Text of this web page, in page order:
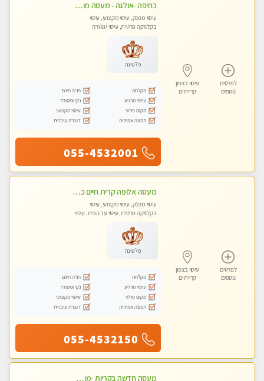
לפרטים
נוספים
עיסוי בצפון
קריית ים
בחיפה -אולגה - מעסה מושלמת חדשה בעיר ! טל 052-5738058
עיסוי מפנק, עיסוי מקצועי, עיסוי
בקלניקה פרטית, עיסוי טנטרה
פלטינה
מקלחת
חניה חינם
עיסוי מרגיע
נקי ומסודר
מקום פרטי
עיסוי מקצועי
תמונה אמיתית
דוברת עיברית
055-4532001
לפרטים
נוספים
עיסוי בצפון
קריית ים
מעסה אלופה קרית חיים כל סוגי העיסויים מעסה מקצועית ואיכותית פרטי!!
עיסוי מפנק, עיסוי מקצועי, עיסוי
בקלניקה פרטית, עיסוי עד הבית, עיסוי
פלטינה
מקלחת
חניה חינם
עיסוי מרגיע
נקי ומסודר
מקום פרטי
עיסוי מקצועי
תמונה אמיתית
דוברת עיברית
055-4532150
מעסה חדשה בקריות -מומלץ לחלוטין!!!! כל סוגי העיסויים מעסה מקצועית ואיכותית פרטי!!!